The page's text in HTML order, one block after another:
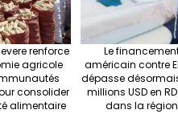
renforce
agricole
consolider
alimentaire
Le
américain contre
dépasse
millions USD en
dans la région